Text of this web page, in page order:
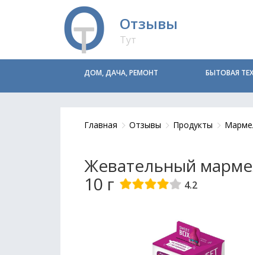
Отзывы
Тут
ДОМ, ДАЧА, РЕМОНТ БЫТОВАЯ
Главная Отзывы Продукты
Жевательный
10 г
4.2